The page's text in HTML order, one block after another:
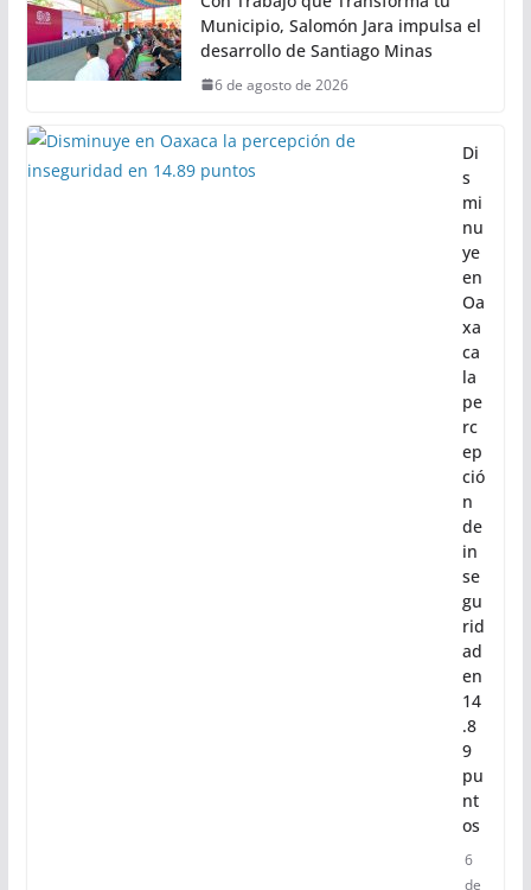
Invita Sectur Oaxaca a disfrutar la
7ª Saboreada de Mezcal 2026 y el
14º Torneo de Pez Vela
Con Trabajo que Transforma tu
Municipio, Salomón Jara impulsa el
Di
s
mi
nu
ye
en
Oa
xa
ca
la
pe
rc
ep
ció
n
de
in
se
gu
rid
ad
en
14